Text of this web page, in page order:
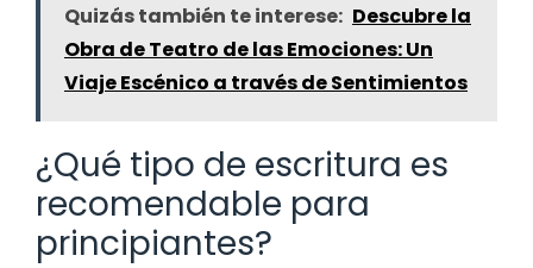
Quizás también te interese: Descubre la
Obra de Teatro de las Emociones: Un
Viaje Escénico a través de Sentimientos
¿Qué tipo de escritura es
recomendable para
principiantes?